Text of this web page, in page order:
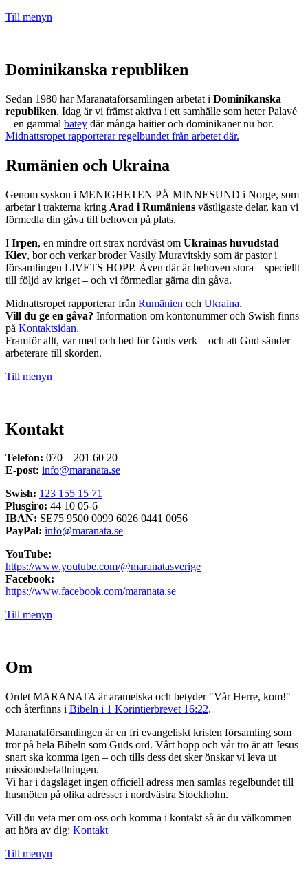
Till menyn
Dominikanska republiken
Sedan 1980 har Maranataförsamlingen arbetat i Dominikanska
republiken. Idag är vi främst aktiva i ett samhälle som heter Palavé
– en gammal batey där många haitier och dominikaner nu bor.
Midnattsropet rapporterar regelbundet från arbetet där.
Rumänien och Ukraina
Genom syskon i MENIGHETEN PÅ MINNESUND i Norge, som
arbetar i trakterna kring Arad i Rumäniens västligaste delar, kan vi
förmedla din gåva till behoven på plats.
I Irpen, en mindre ort strax nordväst om Ukrainas huvudstad
Kiev, bor och verkar broder Vasily Muravitskiy som är pastor i
församlingen LIVETS HOPP. Även där är behoven stora – speciellt
till följd av kriget – och vi förmedlar gärna din gåva.
Midnattsropet rapporterar från Rumänien och Ukraina.
Vill du ge en gåva? Information om kontonummer och Swish finns
på Kontaktsidan.
Framför allt, var med och bed för Guds verk – och att Gud sänder
arbeterare till skörden.
Till menyn
Kontakt
Telefon: 070 – 201 60 20
E-post: info@maranata.se
Swish: 123 155 15 71
Plusgiro: 44 10 05-6
IBAN: SE75 9500 0099 6026 0441 0056
PayPal: info@maranata.se
YouTube:
https://www.youtube.com/@maranatasverige
Facebook:
https://www.facebook.com/maranata.se
Till menyn
Om
Ordet MARANATA är arameiska och betyder "Vår Herre, kom!"
och återfinns i Bibeln i 1 Korintierbrevet 16:22.
Maranataförsamlingen är en fri evangeliskt kristen församling som
tror på hela Bibeln som Guds ord. Vårt hopp och vår tro är att Jesus
snart ska komma igen – och tills dess det sker önskar vi leva ut
missionsbefallningen.
Vi har i dagsläget ingen officiell adress men samlas regelbundet till
husmöten på olika adresser i nordvästra Stockholm.
Vill du veta mer om oss och komma i kontakt så är du välkommen
att höra av dig: Kontakt
Till menyn